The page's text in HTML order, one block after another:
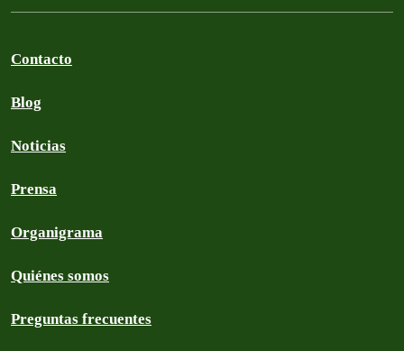
Contacto
Blog
Noticias
Prensa
Organigrama
Quiénes somos
Preguntas frecuentes